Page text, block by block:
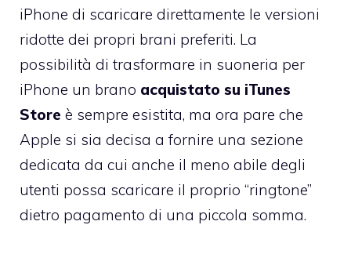
iPhone di scaricare direttamente le versioni
ridotte dei propri brani preferiti. La
possibilità di trasformare in suoneria per
iPhone un brano acquistato su iTunes
Store è sempre esistita, ma ora pare che
Apple si sia decisa a fornire una sezione
dedicata da cui anche il meno abile degli
utenti possa scaricare il proprio “ringtone”
dietro pagamento di una piccola somma.